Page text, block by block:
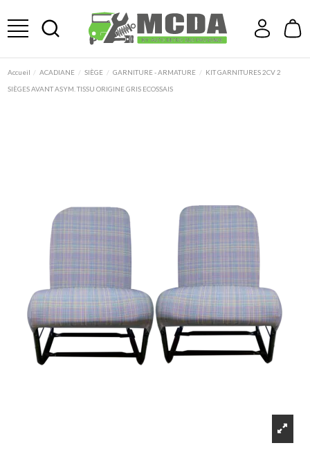
Accueil ACADIANE SIÈGE GARNITURE - ARMATURE
KIT GARNITURES 2CV 2
SIÈGES AVANT ASYM. TISSU ORIGINE GRIS ECOSSAIS